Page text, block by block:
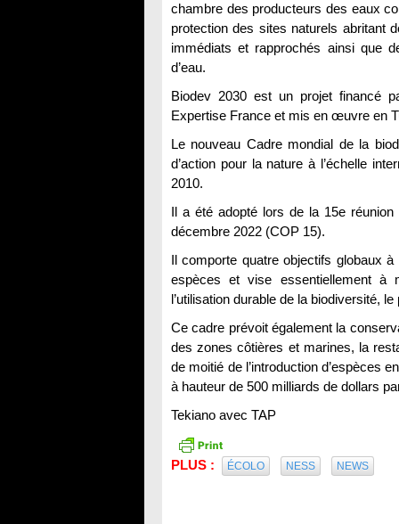
chambre des producteurs des eaux
protection des sites naturels abritant
immédiats et rapprochés ainsi que
d’eau.
Biodev 2030 est un projet financé
Expertise France et mis en œuvre en
Le nouveau Cadre mondial de la
d’action pour la nature à l’échelle
2010.
Il a été adopté lors de la 15e
décembre 2022 (COP 15).
Il comporte quatre objectifs globaux
espèces et vise essentiellement à
l’utilisation durable de la biodiversité,
Ce cadre prévoit également la
des zones côtières et marines, la
de moitié de l’introduction d’espèces
à hauteur de 500 milliards de dollars
Tekiano avec TAP
PLUS : ÉCOLO NESS NEWS